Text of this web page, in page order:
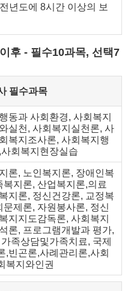
년도에 8시간 이상의 보
후 - 필수10과목, 선택7
필수과목
동과 사회환경, 사회복지
실천, 사회복지실천론, 사
복지조사론, 사회복지행
회복지현장실습
론, 노인복지론, 장애인복
지론, 산업복지론,의료
지론, 정신건강론, 교정복
제론, 자원봉사론, 정신
지지도감독론, 사회복지
론, 프로그램개발과 평가,
족상담및가족치료, 국제
,빈곤론,사례관리론,사회
복지와인권